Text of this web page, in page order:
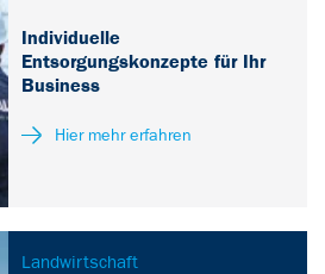
Individuelle
Entsorgungskonzepte für Ihr
Business
Hier mehr erfahren
Landwirtschaft